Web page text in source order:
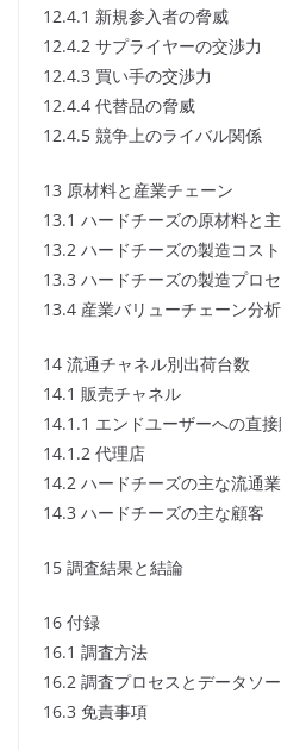
12.4.1 新規参入者の脅威
12.4.2 サプライヤーの交渉力
12.4.3 買い手の交渉力
12.4.4 代替品の脅威
12.4.5 競争上のライバル関係
13 原材料と産業チェーン
13.1 ハードチーズの原材料と
13.2 ハードチーズの製造コス
13.3 ハードチーズの製造プロ
13.4 産業バリューチェーン分析
14 流通チャネル別出荷台数
14.1 販売チャネル
14.1.1 エンドユーザーへの直
14.1.2 代理店
14.2 ハードチーズの主な流通
14.3 ハードチーズの主な顧客
15 調査結果と結論
16 付録
16.1 調査方法
16.2 調査プロセスとデータソ
16.3 免責事項